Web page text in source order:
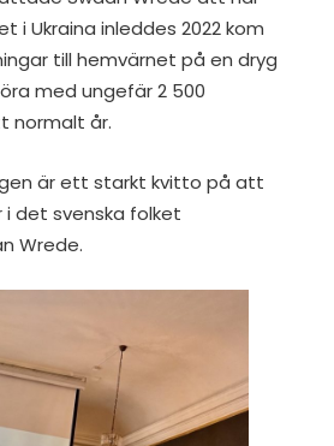
i Ukraina inleddes 2022 kom
till hemvärnet på en dryg
med ungefär 2 500
normalt år.
är ett starkt kvitto på att
i det svenska folket
Wrede.